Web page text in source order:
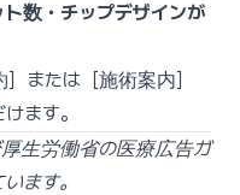
数・チップデザインが
または［施術案内］
ます。
生労働省の医療広告ガ
ます。